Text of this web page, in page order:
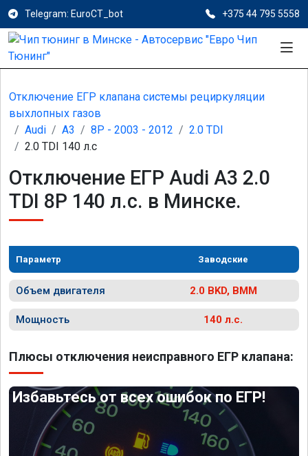
Telegram: EuroCT_bot +375 44 795 5558
Отключение ЕГР клапана системы рециркуляции
выхлопных газов
Audi
A3 8P - 2003 - 2012
2.0 TDI
2.0 TDI 140 л.с
Отключение ЕГР Audi A3 2.0
TDI 8P 140 л.с. в Минске.
Параметр Заводские
Объем двигателя 2.0 BKD, BMM
Мощность 140 л.с.
Плюсы отключения неисправного ЕГР клапана:
Избавьтесь от всех ошибок по ЕГР!